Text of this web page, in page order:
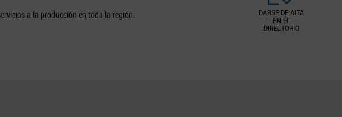
DARSE DE ALTA
EN EL
DIRECTORIO
a la producción en toda la región.